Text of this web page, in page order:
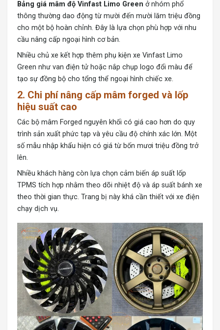
Bảng giá mâm độ Vinfast Limo Green ở nhóm phổ
thông thường dao động từ mười đến mười lăm triệu đồng
cho một bộ hoàn chỉnh. Đây là lựa chọn phù hợp với nhu
cầu nâng cấp ngoại hình cơ bản.
Nhiều chủ xe kết hợp thêm phụ kiện xe Vinfast Limo
Green như van điện tử hoặc nắp chụp logo đổi màu để
tạo sự đồng bộ cho tổng thể ngoại hình chiếc xe.
2. Chi phí nâng cấp mâm forged và lốp
hiệu suất cao
Các bộ mâm Forged nguyên khối có giá cao hơn do quy
trình sản xuất phức tạp và yêu cầu độ chính xác lớn. Một
số mẫu nhập khẩu hiện có giá từ bốn mươi triệu đồng trở
lên.
Nhiều khách hàng còn lựa chọn cảm biến áp suất lốp
TPMS tích hợp nhằm theo dõi nhiệt độ và áp suất bánh xe
theo thời gian thực. Trang bị này khá cần thiết với xe điện
chạy dịch vụ.